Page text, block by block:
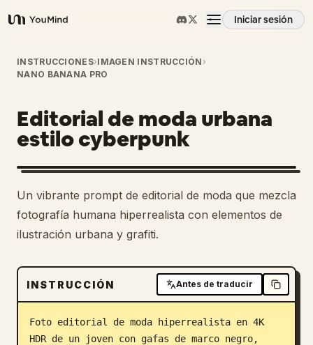
YouMind
Iniciar sesión
Resumen
Prompts
Precios
Descargar
Blog
INSTRUCCIONES›IMAGEN INSTRUCCIÓN ›
NANO BANANA PRO
Editorial de moda urbana
estilo cyberpunk
Un vibrante prompt de editorial de moda que mezcla
fotografía humana hiperrealista con elementos de
ilustración urbana y grafiti.
INSTRUCCIÓN Antes de traducir
Foto editorial de moda hiperrealista en 4K
HDR de un joven con gafas de marco negro,